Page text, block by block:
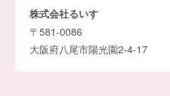
株式会社るいす
〒581-0086
大阪府八尾市陽光園2-4-17